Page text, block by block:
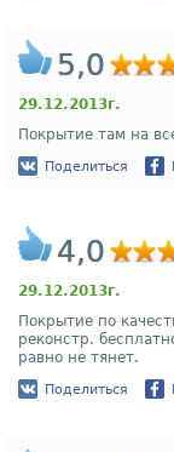
5,0
29.12.2013г.
Покрытие там на
Поделиться
4,0
29.12.2013г.
Покрытие по
реконстр.
равно не тянет.
Поделиться